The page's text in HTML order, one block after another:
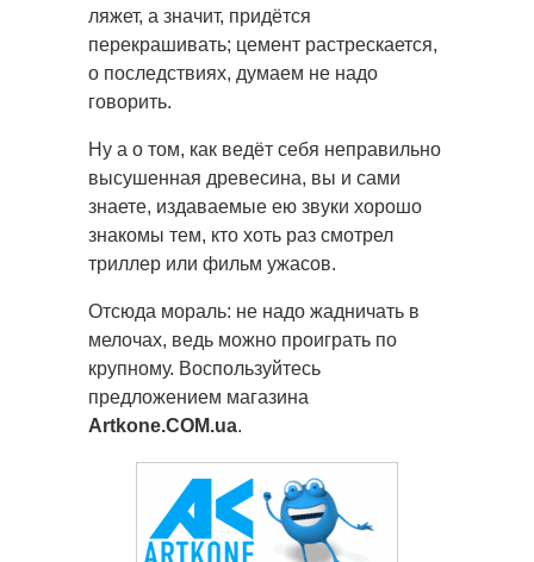
ляжет, а значит, придётся
перекрашивать; цемент растрескается,
о последствиях, думаем не надо
говорить.
Ну а о том, как ведёт себя неправильно
высушенная древесина, вы и сами
знаете, издаваемые ею звуки хорошо
знакомы тем, кто хоть раз смотрел
триллер или фильм ужасов.
Отсюда мораль: не надо жадничать в
мелочах, ведь можно проиграть по
крупному. Воспользуйтесь
предложением магазина
Artkone.COM.ua.